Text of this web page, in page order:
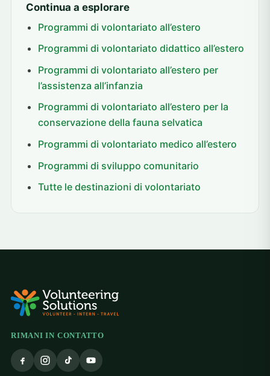
Continua a esplorare
Programmi di volontariato all’estero
Programmi di volontariato didattico all’estero
Programmi di volontariato all’estero per
l’assistenza all’infanzia
Programmi di volontariato all’estero per la
conservazione della fauna selvatica
Programmi di volontariato medico all’estero
Programmi di sviluppo comunitario
Tutte le destinazioni di volontariato
RIMANI IN CONTATTO